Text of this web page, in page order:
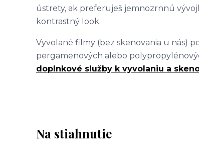
ústrety, ak preferuješ jemnozrnnú
kontrastný look.
Vyvolané filmy (bez skenovania u nás)
pergamenových alebo
doplnkové služby k vyvolaniu a
Na stiahnutie